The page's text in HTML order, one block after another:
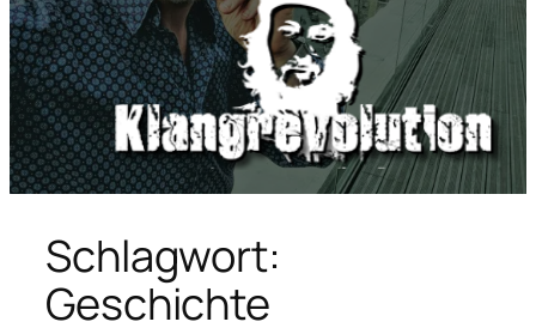
Schlagwort:
Geschichte